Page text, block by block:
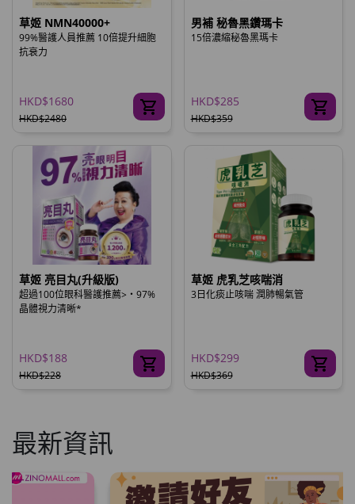
草姬 NMN40000+
99%醫護人員推薦 10倍提升細胞
抗衰力
HKD$1680
HKD$2480
男補 秘魯黑鑽瑪卡
15倍濃縮秘魯黑瑪卡
HKD$285
HKD$359
草姬 亮目丸(升級版)
超過100位眼科醫護推薦>‧97%
晶體視力清晰*
HKD$188
HKD$228
草姬 虎乳芝咳喘消
3日化痰止咳喘 潤肺暢氣管
HKD$299
HKD$369
最新資訊